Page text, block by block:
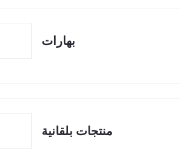
بهارات
منتجات بلقانية